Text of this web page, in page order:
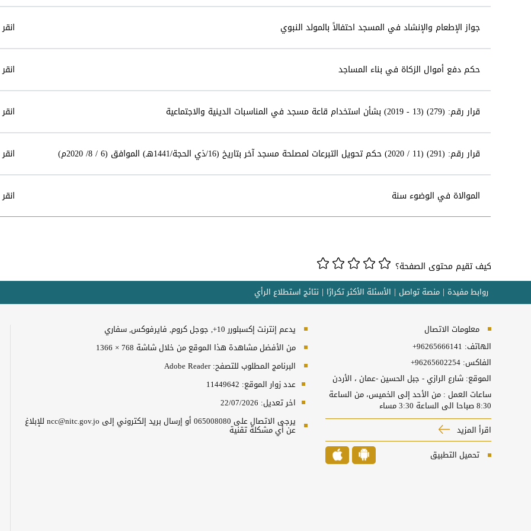
جواز الإطعام والإنشاد في المسجد احتفالاً بالمولد النبوي
حكم دفع أموال الزكاة في بناء المساجد
قرار رقم: (279) (13 - 2019) بشأن استخدام قاعة مسجد في المناسبات الدينية والاجتماعية
قرار رقم: (291) (11 / 2020) حكم تحويل التبرعات لمصلحة مسجد آخر بتاريخ (16/ذي الحجة/1441هـ) الموافق (6 / 8/ 2020م)
الموالاة في الوضوء سنة
كيف تقيم محتوى الصفحة؟
روابط مفيدة منصة تواصل الأسئلة الأكثر تكرارًا نتائج استطلاع الرأي
معلومات الاتصال
الهاتف: +96265666141
الفاكس: +96265602254
الموقع: شارع الرازي - جبل الحسين -عمان ، الأردن
ساعات العمل : من الأحد إلى الخميس، من الساعة
8:30 صباحا الى الساعة 3:30 مساء
اقرأ المزيد
تحميل التطبيق
يدعم إنترنت إكسبلورر 10+, جوجل كروم, فايرفوكس, سفاري
من الأفضل مشاهدة هذا الموقع من خلال شاشة 768 × 1366
البرنامج المطلوب للتصفح: Adobe Reader
عدد زوار الموقع: 11449642
اخر تعديل: 22/07/2026
يرجى الاتصال على 065008080 أو إرسال بريد إلكتروني إلى ncc@nitc.gov.jo للإبلاغ
عن أي مشكلة تقنية